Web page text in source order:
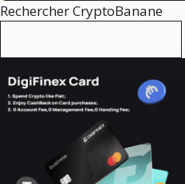
Rechercher CryptoBanane